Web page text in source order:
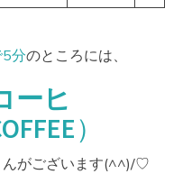
分のところには、
ーヒ
）
んがございます(^^)/♡